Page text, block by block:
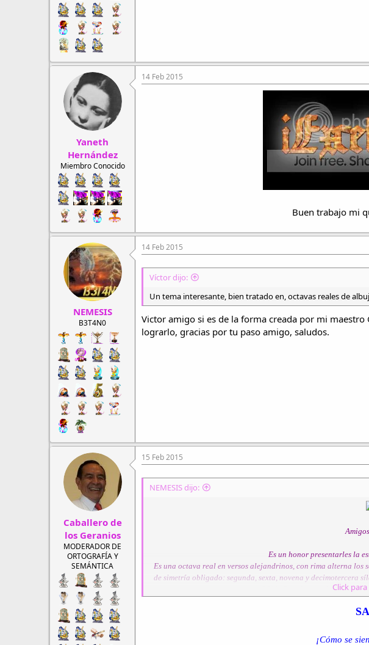
Yaneth
Hernández
Miembro Conocido
14 Feb 2015
Buen trabajo mi
NEMESIS
B3T4N0
14 Feb 2015
Víctor dijo:
Un tema interesante, bien tratado en, octavas reales de
Victor amigo si es de la forma creada por mi
lograrlo, gracias por tu paso amigo, saludos.
Caballero de
los Geranios
MODERADOR DE
ORTOGRAFÍA Y
SEMÁNTICA
15 Feb 2015
NEMESIS dijo:
Es un honor presentarles la
Es una octava real en versos alejandrinos, con rima alterna los
de simetría obligado: segunda, sexta, novena y decimotercera
2011. Creada por el maestro y
Click
¡Cómo se